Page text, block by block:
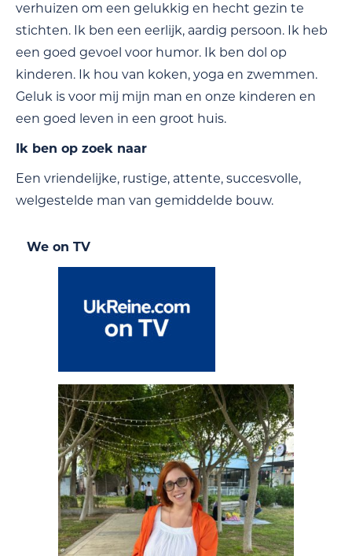
verhuizen om een gelukkig en hecht gezin te
stichten. Ik ben een eerlijk, aardig persoon. Ik heb
een goed gevoel voor humor. Ik ben dol op
kinderen. Ik hou van koken, yoga en zwemmen.
Geluk is voor mij mijn man en onze kinderen en
een goed leven in een groot huis.
Ik ben op zoek naar
Een vriendelijke, rustige, attente, succesvolle,
welgestelde man van gemiddelde bouw.
We on TV